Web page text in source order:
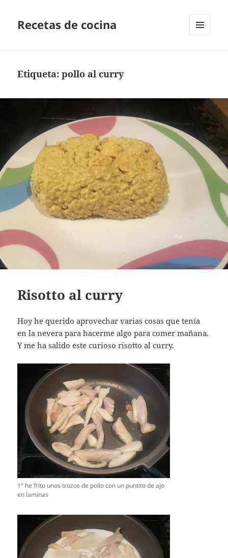
Recetas de cocina
Etiqueta:pollo al curry
Risotto al curry
Hoy he querido aprovechar varias cosas que tenía
en la nevera para hacerme algo para comer mañana.
Y me ha salido este curioso risotto al curry.
1º he frito unos trozos de pollo con un puntito de ajo
en laminas